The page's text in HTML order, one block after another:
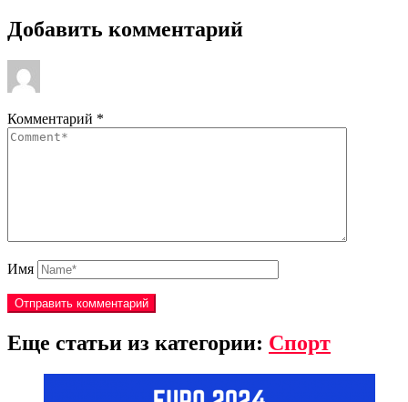
Добавить комментарий
Комментарий *
Имя
Еще статьи из категории: Спорт